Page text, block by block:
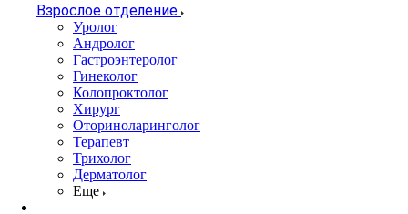
Взрослое отделение
Уролог
Андролог
Гастроэнтеролог
Гинеколог
Колопроктолог
Хирург
Оториноларинголог
Терапевт
Трихолог
Дерматолог
Еще